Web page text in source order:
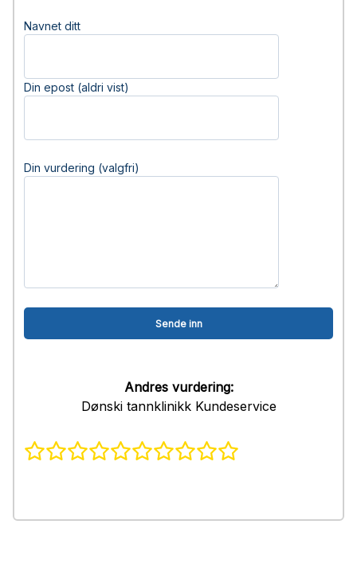
Navnet ditt
Din epost (aldri vist)
Din vurdering (valgfri)
Andres vurdering:
Dønski tannklinikk Kundeservice